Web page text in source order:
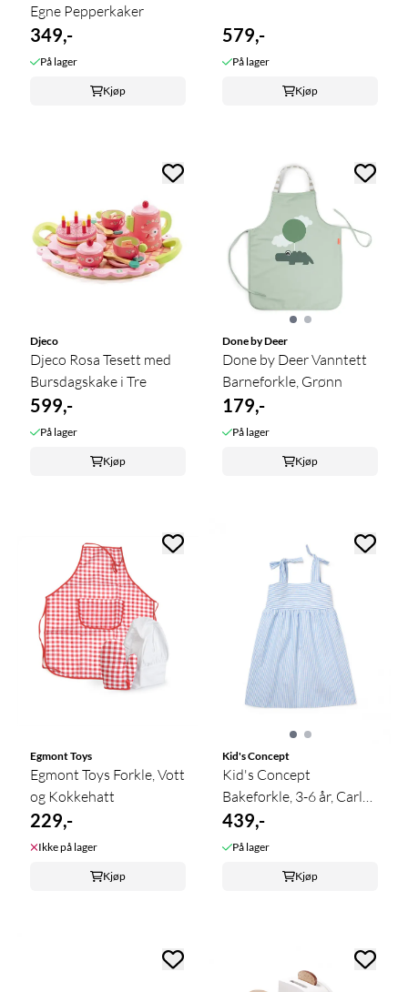
Egne Pepperkaker
349,-
På lager
Kjøp
579,-
På lager
Kjøp
Djeco
Djeco Rosa Tesett med
Bursdagskake i Tre
599,-
På lager
Kjøp
Done by Deer
Done by Deer Vanntett
Barneforkle, Grønn
179,-
På lager
Kjøp
Egmont Toys
Egmont Toys Forkle, Vott
og Kokkehatt
229,-
Ikke på lager
Kjøp
Kid's Concept
Kid's Concept
Bakeforkle, 3-6 år, Carl
Larsson
439,-
På lager
Kjøp